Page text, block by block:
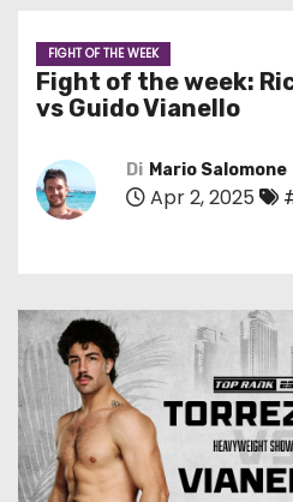
FIGHT OF THE WEEK
Fight of the week:
vs Guido Vianello
Di Mario Salomone
Apr 2, 2025